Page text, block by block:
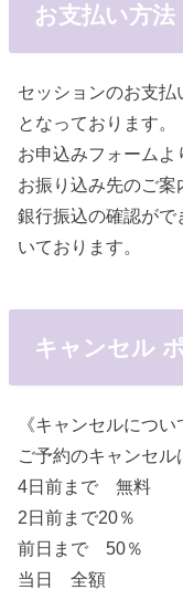
お支払い方法
セッションのお支
となっております。
お申込みフォームよ
お振り込み先のご案
銀行振込の確認が
いております。
キャンセル
《キャンセルについ
ご予約のキャンセル
4日前まで 無料
2日前まで20％
前日まで 50％
当日 全額